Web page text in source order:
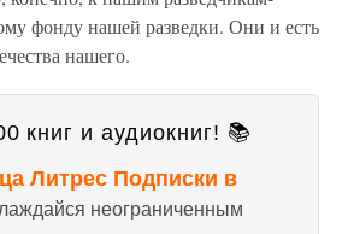
фонду нашей разведки. Они и есть
нашего.
книг и аудиокниг! 📚
Литрес Подписки в
неограниченным